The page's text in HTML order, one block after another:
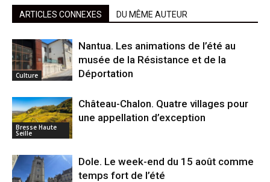
ARTICLES CONNEXES DU MÊME AUTEUR
Culture
Nantua. Les animations de l’été au
musée de la Résistance et de la
Déportation
Bresse Haute
Seille
Château-Chalon. Quatre villages pour
une appellation d’exception
Dole. Le week-end du 15 août comme
temps fort de l’été